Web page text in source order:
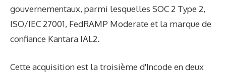
gouvernementaux, parmi lesquelles SOC 2 Type 2,
ISO/IEC 27001, FedRAMP Moderate et la marque de
confiance Kantara IAL2.
Cette acquisition est la troisième d'Incode en deux